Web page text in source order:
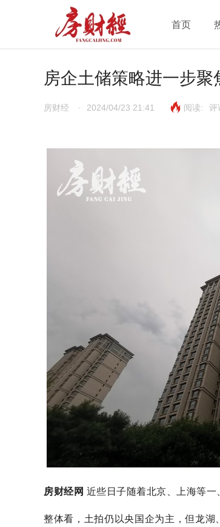
首页
房企土储策略进一步
房财经 · 2024/04/23 21:41 阅读: 评
房财经网 近些日子随着北京、上海等一
整体看，土拍仍以央国企为主，但龙湖